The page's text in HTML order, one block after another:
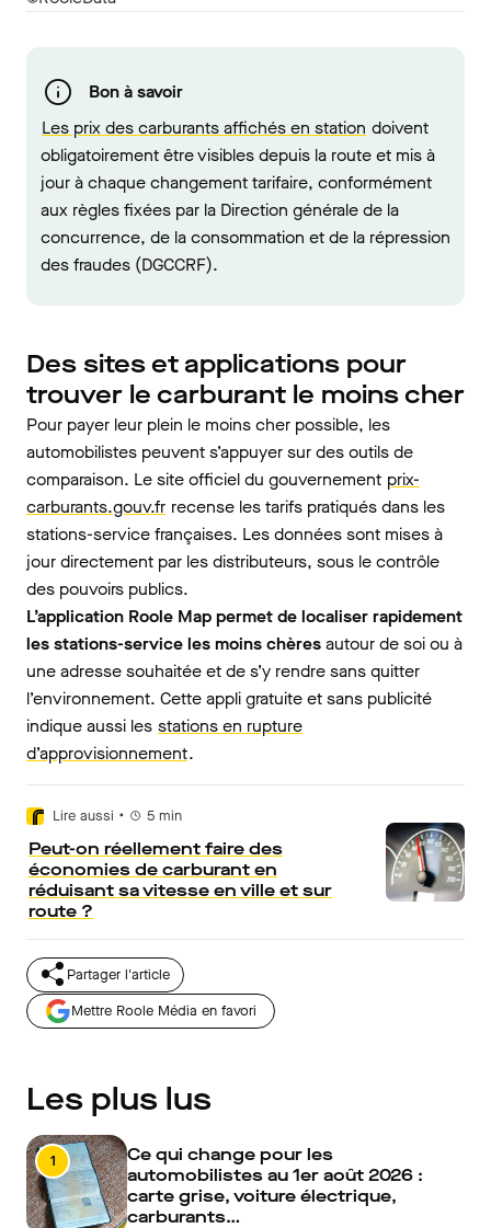
Bon à savoir
Les prix des carburants affichés en station doivent
obligatoirement être visibles depuis la route et mis à
jour à chaque changement tarifaire, conformément
aux règles fixées par la Direction générale de la
concurrence, de la consommation et de la répression
des fraudes (DGCCRF).
Des sites et applications pour
trouver le carburant le moins cher
Pour payer leur plein le moins cher possible, les
automobilistes peuvent s’appuyer sur des outils de
comparaison. Le site officiel du gouvernement prix-
carburants.gouv.fr recense les tarifs pratiqués dans les
stations-service françaises. Les données sont mises à
jour directement par les distributeurs, sous le contrôle
des pouvoirs publics.
L’application Roole Map permet de localiser rapidement
les stations-service les moins chèresautour de soi ou à
une adresse souhaitée et de s’y rendre sans quitter
l’environnement. Cette appli gratuite et sans publicité
indique aussi les stations en rupture
d’approvisionnement.
Lire aussi • 5 min
Peut-on réellement faire des
économies de carburant en
réduisant sa vitesse en ville et sur
route ?
Partager l'article
Mettre Roole Média en favori
Les plus lus
1
Ce qui change pour les
automobilistes au 1er août 2026 :
carte grise, voiture électrique,
carburants…